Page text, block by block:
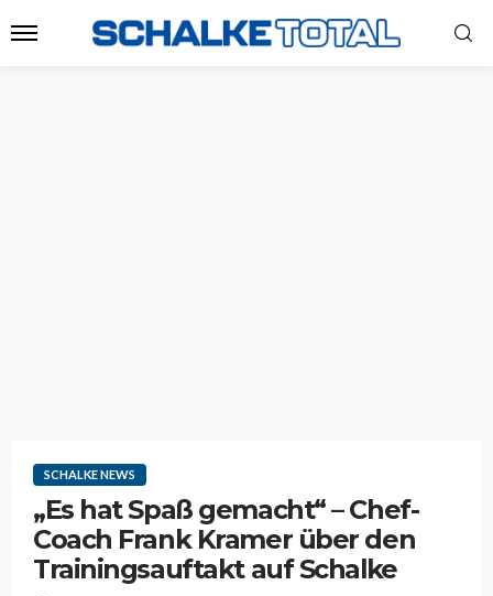
SCHALKE NEWS
„Es hat Spaß gemacht“ – Chef-
Coach Frank Kramer über den
Trainingsauftakt auf Schalke